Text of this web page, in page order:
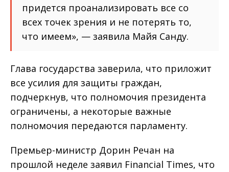
придется проанализировать все со
всех точек зрения и не потерять то,
что имеем», — заявила Майя Санду.
Глава государства заверила, что приложит
все усилия для защиты граждан,
подчеркнув, что полномочия президента
ограничены, а некоторые важные
полномочия передаются парламенту.
Премьер-министр Дорин Речан на
прошлой неделе заявил Financial Times, что